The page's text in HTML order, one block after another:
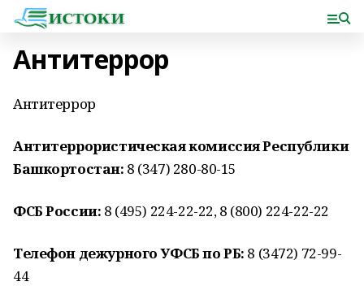
Антитеррор
Антитеррор
Антитеррористическая комиссия Республики
Башкортостан: 8 (347) 280-80-15
ФСБ России: 8 (495) 224-22-22, 8 (800) 224-22-22
Телефон дежурного УФСБ по РБ: 8 (3472) 72-99-
44